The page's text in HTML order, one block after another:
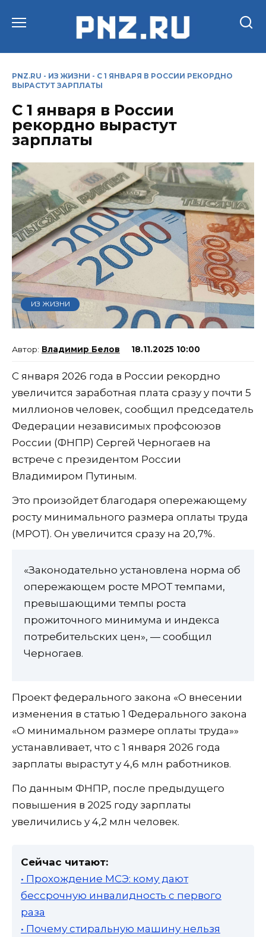
PNZ.RU - ИЗ ЖИЗНИ - С 1 ЯНВАРЯ В РОССИИ РЕКОРДНО
ВЫРАСТУТ ЗАРПЛАТЫ
С 1 января в России
рекордно вырастут
зарплаты
ИЗ ЖИЗНИ
Владимир Белов 18.11.2025 10:00
С января 2026 года в России рекордно
увеличится заработная плата сразу у почти 5
миллионов человек, сообщил председатель
Федерации независимых профсоюзов
России (ФНПР) Сергей Черногаев на
встрече с президентом России
Владимиром Путиным.
Это произойдет благодаря опережающему
росту минимального размера оплаты труда
(МРОТ). Он увеличится сразу на 20,7%.
«Законодательно установлена норма об
опережающем росте МРОТ темпами,
превышающими темпы роста
прожиточного минимума и индекса
потребительских цен», — сообщил
Черногаев.
Проект федерального закона «О внесении
изменения в статью 1 Федерального закона
«О минимальном размере оплаты труда»»
устанавливает, что с 1 января 2026 года
зарплаты вырастут у 4,6 млн работников.
По данным ФНПР, после предыдущего
повышения в 2025 году зарплаты
увеличились у 4,2 млн человек.
Сейчас читают:
• Прохождение МСЭ: кому дают
бессрочную инвалидность с первого
раза
• Почему стиральную машину нельзя